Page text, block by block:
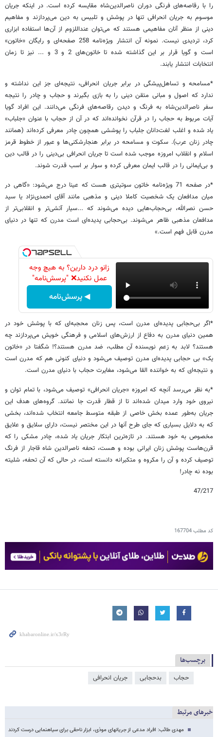
را با رقاصه‌های فرنگی دوران ناصرالدین‌شاه مقایسه کرده است. در اینکه جریان
موسوم به جریان انحرافی تنها در پوشش و تلبیس به دین می‌پردازند و مفاهیم
دینی از منظر آنان مفاهیمی هستند که می‌توان عنداللزوم از آن‌ها استفاده ابزاری
کرد، تردیدی نیست. نمونه آن انتشار ویژه‌نامه 258 صفحه‌ای و رایگان «خاتون»
است و گویا قرار بر این گذاشته شده تا خاتون‌های 2 و 3 و ... نیز تا زمان
انتخابات انتشار یابند.
*مسامحه و تساهل‌پیشگی در برابر جریان انحرافی، نتیجه‌ای جز این نداشته و
ندارد که اصول و مبانی متقن دینی را به بازی بگیرند و حجاب و چادر را نتیجه
سفر ناصرالدین‌شاه به فرنگ و دیدن رقاصه‌های فرنگی می‌دانند. این افراد گویا
آیات مربوط به حجاب را در قرآن نخوانده‌اند که در آن از حجاب با عنوان «جلباب»
یاد شده و اغلب لغت‌دانان جلباب را پوششی همچون چادر معرفی کرده‌اند (همانند
چادر زنان عرب). سکوت و مسامحه در برابر هنجارشکنی‌ها و عبور از خطوط قرمز
اسلام و انقلاب امروزه موجب شده است تا جریان انحرافی بی‌دینی را در قالب دین
و بی‌ایمانی را در قالب ایمان معرفی کرده و سوار بر اسب قدرت شوند.
*در صفحه 71 ویژه‌نامه خاتون سوتیتری هست که عینا درج می‌شود: «گاهی در
میان مدافعان یک شخصیت کاملا دینی و مذهبی مانند آقای احمدی‌نژاد یا سید
حسن نصرالله، بی‌حجاب‌هایی دیده می‌شوند که ...سیار آتشی‌تر و انقلابی‌تر از
مدافعان مذهبی ظاهر می‌شوند. بی‌حجابی پدیده‌ای است مدرن که تنها در دنیای
مدرن قابل فهم است.»
زانو درد دارین؟ به هیچ وجه
عمل نکنید❌ "پرسش‌نامه"
◀ پرسش‌نامه
*اگر بی‌حجابی پدیده‌ای مدرن است، پس زنان محجبه‌ای که با پوشش خود در
همین دنیای مدرن به دفاع از ارزش‌های اسلامی و فرهنگی خویش می‌پردازند چه
هستند؟ لابد به زعم نویسنده آن مطلب، ضد مدرن هستند؟! شگفتا در «خاتون
یک» بی حجابی پدیده‌ای مدرن توصیف می‌شود و دنیای کنونی هم که مدرن است
و نتیجه‌ای که به خواننده القا می‌شود، مغایرت حجاب با دنیای مدرن است.
*به نظر می‌رسد آنچه که امروزه «جریان انحرافی» توصیف می‌شود، با تمام توان و
نیروی خود وارد میدان شده‌اند تا از قطار قدرت جا نمانند. گروه‌های هدف این
جریان به‌طور عمده بخش خاصی از طبقه متوسط جامعه انتخاب شده‌اند، بخشی
که به دلایل بسیاری که جای طرح آنها در این مختصر نیست، دارای سلایق و علایق
مخصوص به خود هستند. در تازه‌ترین ابتکار جریان یاد شده، چادر مشکی را که
قرن‌هاست پوشش زنان ایرانی بوده و هست، تحفه ناصرالدین شاه قاجار از فرنگ
توصیف کرده و آن را مکروه و متکبرانه دانسته است، در حالی که آن تحفه، شلیته
بوده نه چادر!
47/217
کد مطلب167704
برچسب‌ها
حجاب بدحجابی جریان انحرافی
خبرهای مرتبط
مهدی طائب: افراد مدعی از جریان​های موذی، ابزار ناحقی برای سیاه​نمایی درست کردند